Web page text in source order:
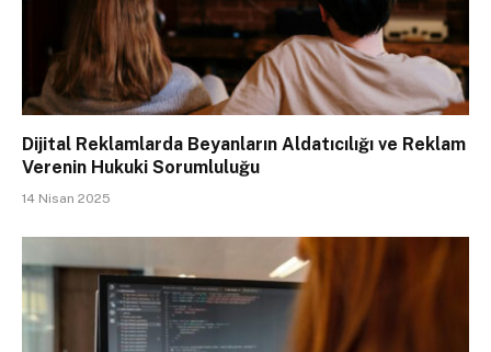
Dijital Reklamlarda Beyanların Aldatıcılığı ve Reklam
Verenin Hukuki Sorumluluğu
14 Nisan 2025